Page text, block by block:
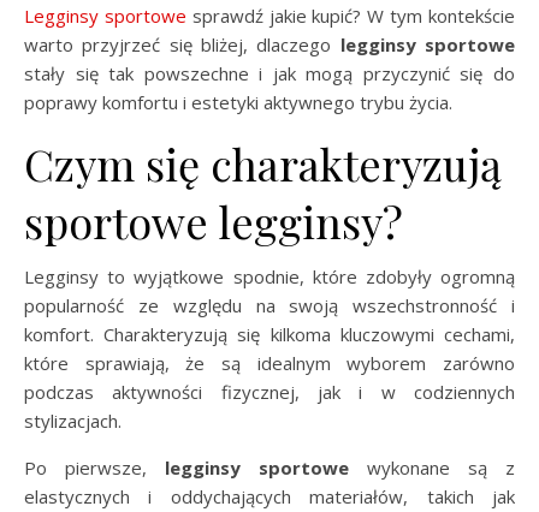
Legginsy sportowe sprawdź jakie kupić? W tym kontekście
warto przyjrzeć się bliżej, dlaczego legginsy sportowe
stały się tak powszechne i jak mogą przyczynić się do
poprawy komfortu i estetyki aktywnego trybu życia.
Czym się charakteryzują
sportowe legginsy?
Legginsy to wyjątkowe spodnie, które zdobyły ogromną
popularność ze względu na swoją wszechstronność i
komfort. Charakteryzują się kilkoma kluczowymi cechami,
które sprawiają, że są idealnym wyborem zarówno
podczas aktywności fizycznej, jak i w codziennych
stylizacjach.
Po pierwsze, legginsy sportowe wykonane są z
elastycznych i oddychających materiałów, takich jak